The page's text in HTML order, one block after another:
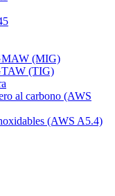
(MIG)
(TIG)
al carbono (AWS
(AWS A5.4)